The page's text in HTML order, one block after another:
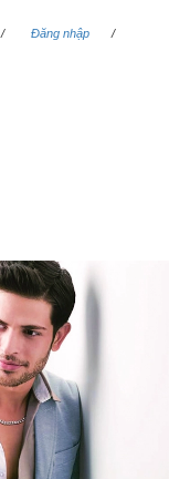
/ Đăng nhập /